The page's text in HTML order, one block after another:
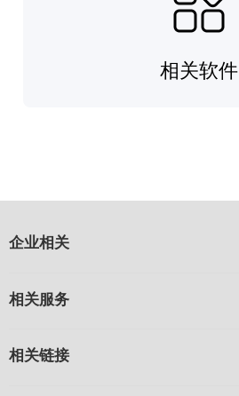
相关软件
企业相关
相关服务
相关链接